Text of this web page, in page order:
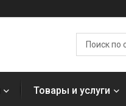
Товары и услуги